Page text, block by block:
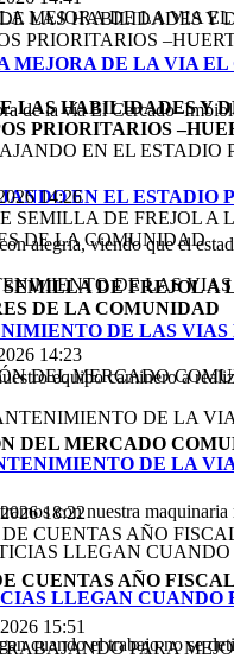
MEJORA DE LA VIA
de la vía El
EN EL ESTADIO
alegría, viendo que el
DE LAS
equipo caminero a
DE LA
con nuestra
LLEGAN CUANDO
cuando el trabajo no se
LAS HABILIDADES Y
PRIORITARIOS
14:26
DE FREJOL A
DE LA COMUNIDAD
14:23
DEL MERCADO
18:22
CUENTAS AÑO FISCAL
15:51